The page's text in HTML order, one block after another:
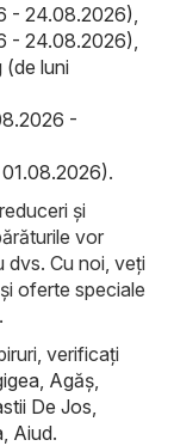
- 24.08.2026)
- 24.08.2026)
(de luni
-
.
și
vor
dvs. Cu noi, veți
oferte speciale
verificați
Agăş
De Jos
Aiud.